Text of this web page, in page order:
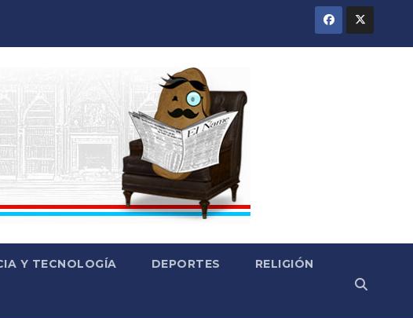
Y TECNOLOGÍA DEPORTES RELIGIÓN